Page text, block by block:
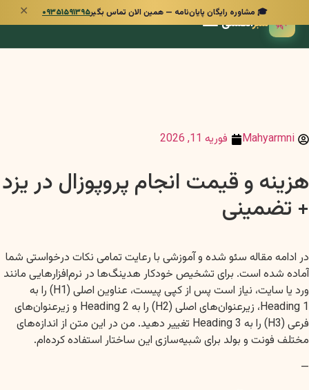
🎓 مشاوره رایگان پایان‌نامه — همین الان تماس بگیر۰۹۳۵۱۵۹۱۳۹۵ ✕
🌿 سبزانگشتی
Mahyarmni فوریه 11, 2026
هزینه و قیمت انجام پروپوزال در یزد
+ تضمینی
در ادامه مقاله سئو شده و آموزشی با رعایت تمامی نکات درخواستی شما
آماده شده است. برای تشخیص خودکار هدینگ‌ها در نرم‌افزارهایی مانند
ورد یا سایت، نیاز است پس از کپی پیست، عناوین اصلی (H1) را به
Heading 1، زیرعنوان‌های اصلی (H2) را به Heading 2 و زیرعنوان‌های
فرعی (H3) را به Heading 3 تغییر دهید. من در این متن از اندازه‌های
مختلف فونت و بولد برای شبیه‌سازی این ساختار استفاده کرده‌ام.
—